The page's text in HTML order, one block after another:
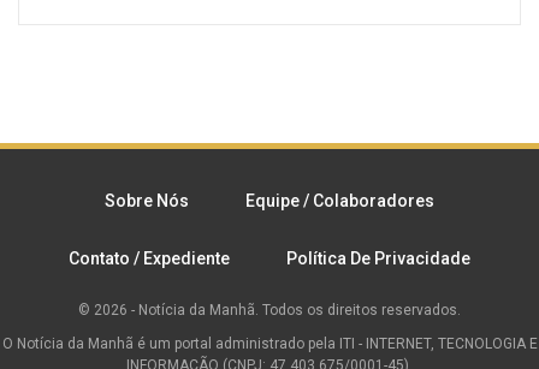
Sobre Nós Equipe / Colaboradores
Contato / Expediente Política De Privacidade
© 2026 - Notícia da Manhã. Todos os direitos reservados.
O Notícia da Manhã é um portal administrado pela ITI - INTERNET, TECNOLOGIA E
INFORMAÇÃO (CNPJ: 47.403.675/0001-45).